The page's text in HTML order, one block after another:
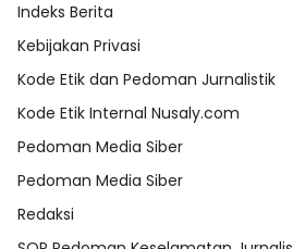
Indeks Berita
Kebijakan Privasi
Kode Etik dan Pedoman Jurnalistik
Kode Etik Internal Nusaly.com
Pedoman Media Siber
Pedoman Media Siber
Redaksi